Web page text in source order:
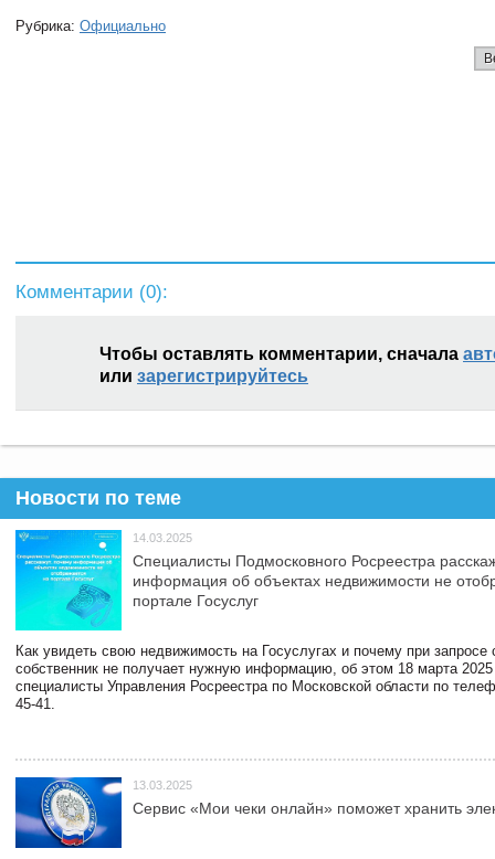
Рубрика: Официально
Комментарии (0):
Чтобы оставлять комментарии, сначала
или зарегистрируйтесь
Новости по теме
14.03.2025
Специалисты Подмосковного Росреестра
информация об объектах недвижимости не
портале Госуслуг
Как увидеть свою недвижимость на Госуслугах и почему при запросе
собственник не получает нужную информацию, об этом 18 марта 2025
специалисты Управления Росреестра по Московской области по
45-41.
13.03.2025
Сервис «Мои чеки онлайн» поможет хранить